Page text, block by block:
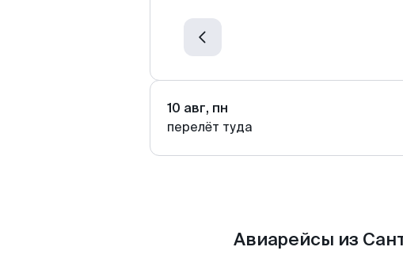
10 авг, пн
перелёт туда
Авиарейсы из